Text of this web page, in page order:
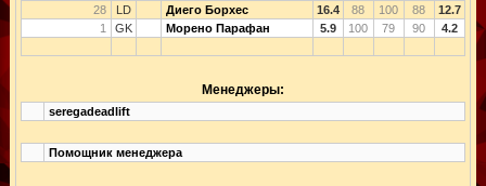
28
LD Диего Борхес 16.4 88 100 88
12.7
1
GK Морено Парафан 5.9 100 79 90 4.2
Менеджеры:
seregadeadlift
Помощник менеджера